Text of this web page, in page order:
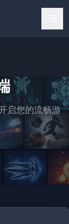
启您的流畅游